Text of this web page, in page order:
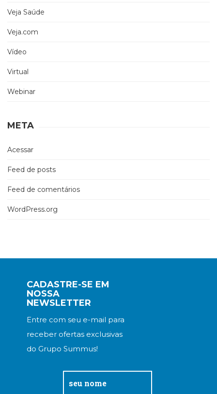
Veja Saúde
Veja.com
Vídeo
Virtual
Webinar
META
Acessar
Feed de posts
Feed de comentários
WordPress.org
CADASTRE-SE EM
NOSSA
NEWSLETTER
Entre com seu e-mail para
receber ofertas exclusivas
do Grupo Summus!